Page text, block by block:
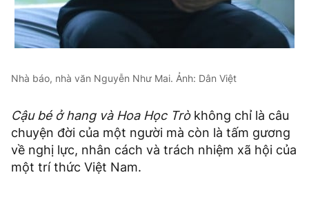
Nhà báo, nhà văn Nguyễn Như Mai. Ảnh: Dân Việt
Cậu bé ở hang và Hoa Học Tròkhông chỉ là câu
chuyện đời của một người mà còn là tấm gương
về nghị lực, nhân cách và trách nhiệm xã hội của
một trí thức Việt Nam.